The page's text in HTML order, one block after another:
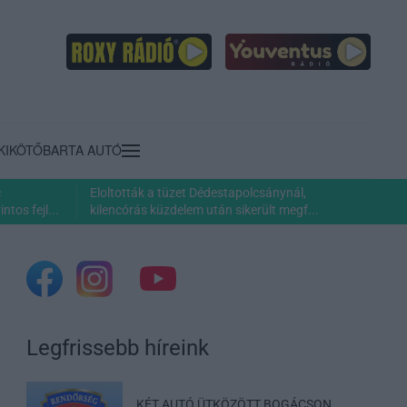
BARTA AUTÓ
fejl...
Eloltották a tüzet Dédestapolcsánynál,
kilencórás küzdelem után sikerült megf...
Legfrissebb híreink
KÉT AUTÓ ÜTKÖZÖTT BOGÁCSON,